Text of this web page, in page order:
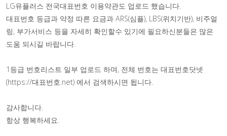
LG유플러스 전국대표번호 이용약관도 업로드 했습니다.
대표번호 등급과 약정 따른 요금과 ARS(심플), LBS(위치기반), 비주얼
링, 부가서비스 등을 자세히 확인할수 있기에 필요하신분들은 많은
도움 되시길 바랍니다.
1등급 번호리스트 일부 업로드 하며, 전체 번호는 대표번호닷넷
(https://대표번호.net) 에서 검색하시면 됩니다.
감사합니다.
항상 행복하세요.